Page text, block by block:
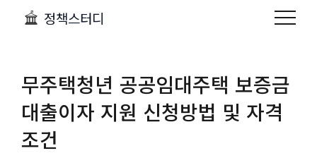
정책스터디
무주택청년 공공임대주택 보증금
대출이자 지원 신청방법 및 자격
조건